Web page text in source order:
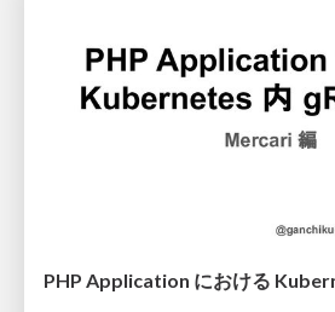
PHP Application における